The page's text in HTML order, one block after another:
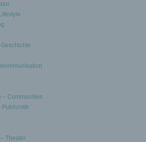
– Communities
Publizistik
Theater